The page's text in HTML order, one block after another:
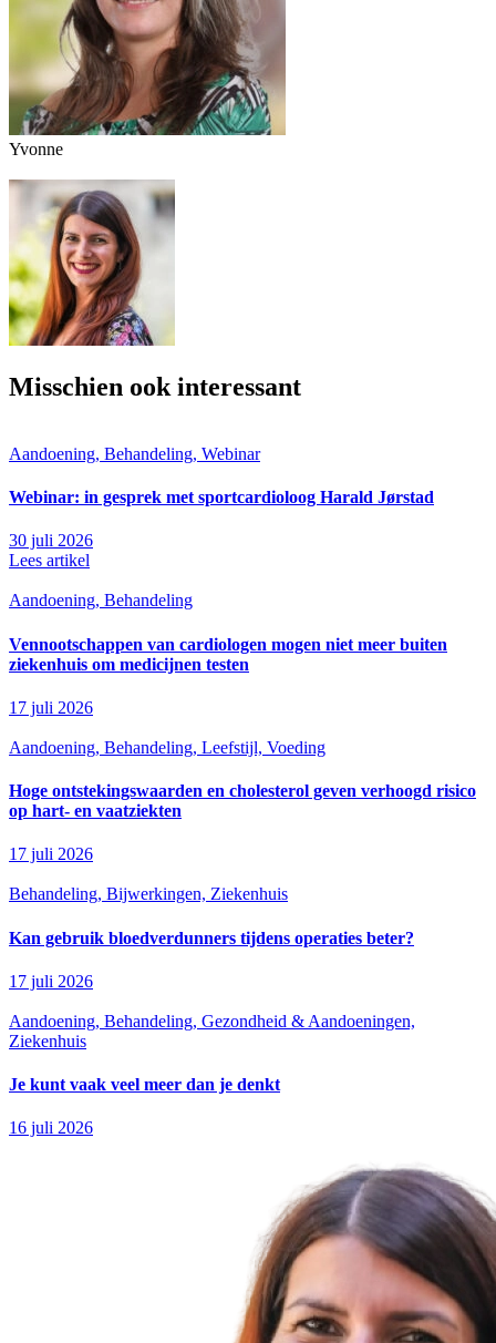
Yvonne
Misschien ook interessant
Aandoening, Behandeling, Webinar
Webinar: in gesprek met sportcardioloog Harald Jørstad
30 juli 2026
Lees artikel
Aandoening, Behandeling
Vennootschappen van cardiologen mogen niet meer buiten
ziekenhuis om medicijnen testen
17 juli 2026
Aandoening, Behandeling, Leefstijl, Voeding
Hoge ontstekingswaarden en cholesterol geven verhoogd risico
op hart- en vaatziekten
17 juli 2026
Behandeling, Bijwerkingen, Ziekenhuis
Kan gebruik bloedverdunners tijdens operaties beter?
17 juli 2026
Aandoening, Behandeling, Gezondheid & Aandoeningen,
Ziekenhuis
Je kunt vaak veel meer dan je denkt
16 juli 2026